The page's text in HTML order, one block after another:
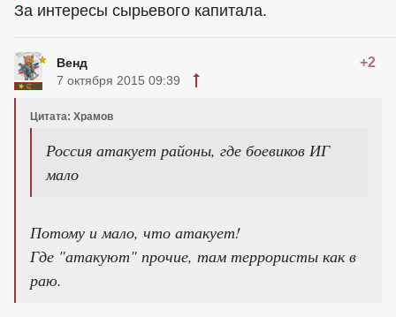
За интересы сырьевого капитала.
Венд +2
7 октября 2015 09:39
Цитата: Храмов
Россия атакует районы, где боевиков ИГ
мало
Потому и мало, что атакует!
Где "атакуют" прочие, там террористы как в
раю.